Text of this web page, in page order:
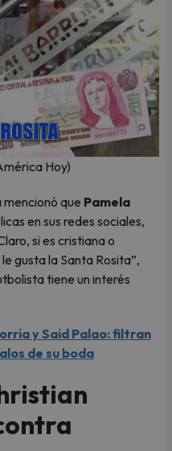
Hoy)
que Pamela
en sus redes sociales,
si es cristiana o
gusta la Santa Rosita”,
tiene un interés
y Said Palao: filtran
de su boda